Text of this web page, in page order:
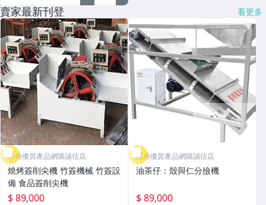
賣家最新刊登 看更多
漢鼎優質產品網購誠信店
燒烤簽削尖機 竹簽機械 竹簽設
備 食品簽削尖機
$ 89,000
漢鼎優質產品網購誠信店
油茶仔：殼與仁分撿機
$ 89,000